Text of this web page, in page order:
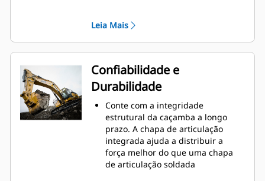
na caçamba. A folga maior do
braço de apoio garante que o
fundo da caçamba não seja
arrastado, reduzindo os custos de
manutenção.
O consumo de combustível atinge
o nível máximo durante a
escavação. As caçambas Cat foram
desenvolvidas para cortar
materiais rapidamente e
aprimorar a eficiência operacional
total da máquina.
Carregue mais material em menos
Leia Mais
Confiabilidade e
Durabilidade
Conte com a integridade
estrutural da caçamba a longo
prazo. A chapa de articulação
integrada ajuda a distribuir a
força melhor do que uma chapa
de articulação soldada